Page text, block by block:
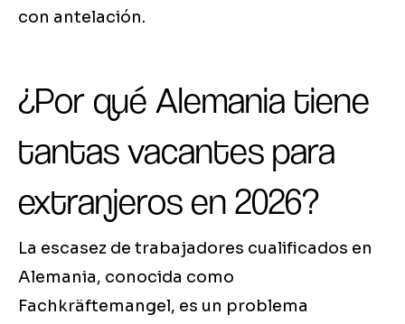
con antelación.
¿Por qué Alemania tiene
tantas vacantes para
extranjeros en 2026?
La escasez de trabajadores cualificados en
Alemania, conocida como
Fachkräftemangel, es un problema